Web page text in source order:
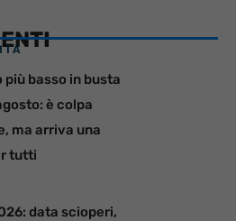
più basso in busta
è colpa
ma arriva una
tutti
data scioperi,